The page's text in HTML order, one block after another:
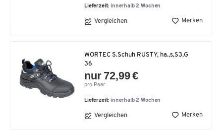
Lieferzeit: innerhalb 2 Wochen
Vergleichen Merken
WORTEC S.Schuh RUSTY, ha.,s,S3,G
36
nur 72,99 €
pro Paar
Lieferzeit: innerhalb 2 Wochen
Vergleichen Merken